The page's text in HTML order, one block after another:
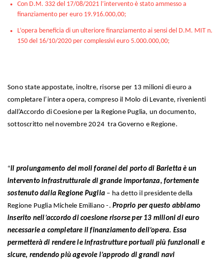
Con D.M. 332 del 17/08/2021 l’intervento è stato ammesso a
finanziamento per euro 19.916.000,00;
L’opera beneficia di un ulteriore finanziamento ai sensi del D.M. MIT n.
150 del 16/10/2020 per complessivi euro 5.000.000,00;
Sono state appostate, inoltre, risorse per 13 milioni di euro a
completare l’intera opera, compreso il Molo di Levante, rivenienti
dall’Accordo di Coesione per la Regione Puglia, un documento,
sottoscritto nel novembre 2024 tra Governo e Regione.
“Il prolungamento dei moli foranei del porto di Barletta è un
intervento infrastrutturale di grande importanza, fortemente
sostenuto dalla Regione Puglia – ha detto il presidente della
Regione Puglia Michele Emiliano -. Proprio per questo abbiamo
inserito nell’accordo di coesione risorse per 13 milioni di euro
necessarie a completare il finanziamento dell’opera. Essa
permetterà di rendere le infrastrutture portuali più funzionali e
sicure, rendendo più agevole l’approdo di grandi navi